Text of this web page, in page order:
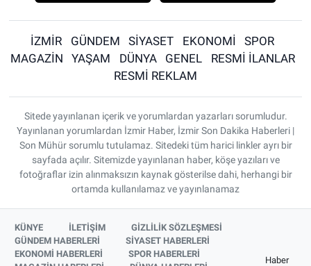
İZMİR GÜNDEM SİYASET EKONOMİ
SPOR
MAGAZİN
YAŞAM DÜNYA GENEL
RESMİ İLANLAR
RESMİ REKLAM
Sitede yayınlanan içerik ve yorumlardan yazarları sorumludur.
Yayınlanan yorumlardan İzmir Haber, İzmir Son Dakika Haberleri |
Son Mühür sorumlu tutulamaz. Sitedeki tüm harici linkler ayrı bir
sayfada açılır. Sitemizde yayınlanan haber, köşe yazıları ve
fotoğraflar izin alınmaksızın kaynak gösterilse dahi, herhangi bir
ortamda kullanılamaz ve yayınlanamaz
KÜNYE İLETİŞİM
GİZLİLİK SÖZLEŞMESİ
GÜNDEM HABERLERİ
SİYASET HABERLERİ
EKONOMİ HABERLERİ
SPOR HABERLERİ
Haber